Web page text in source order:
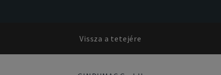
Vissza a tetejére